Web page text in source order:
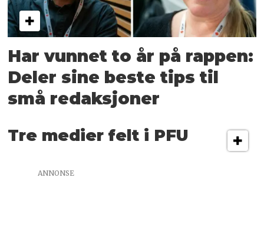
Har vunnet to år på rappen:
Deler sine beste tips til
små redaksjoner
Tre medier felt i PFU
ANNONSE